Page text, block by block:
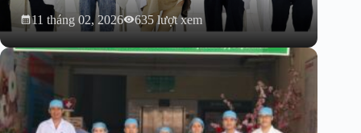
11 tháng 02, 2026 635 lượt xem